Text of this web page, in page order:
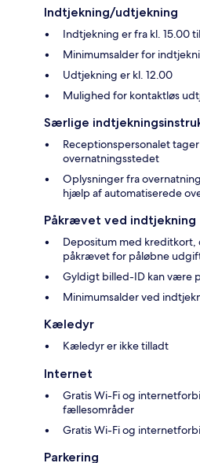
Indtjekning/udtjekning
Indtjekning er fra kl. 15.00
Minimumsalder for
Udtjekning er kl. 12.00
Mulighed for kontaktløs
Særlige
Receptionspersonalet
overnatningsstedet
Oplysninger fra
hjælp af automatiserede
Påkrævet ved indtjekning
Depositum med
påkrævet for påløbne
Gyldigt billed-ID kan være
Minimumsalder ved
Kæledyr
Kæledyr er ikke tilladt
Internet
Gratis Wi-Fi og
fællesområder
Gratis Wi-Fi og
Parkering